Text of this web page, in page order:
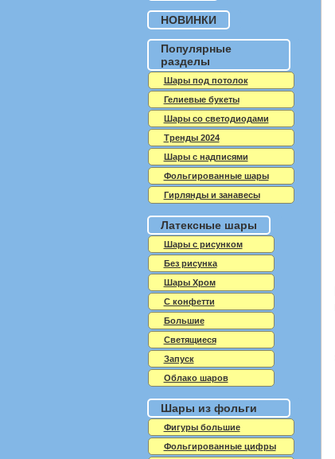
НОВИНКИ
Популярные
разделы
Шары под потолок
Гелиевые букеты
Шары со светодиодами
Тренды 2024
Шары с надписями
Фольгированные шары
Гирлянды и занавесы
Латексные шары
Шары с рисунком
Без рисунка
Шары Хром
C конфетти
Большие
Светящиеся
Запуск
Облако шаров
Шары из фольги
Фигуры большие
Фольгированные цифры